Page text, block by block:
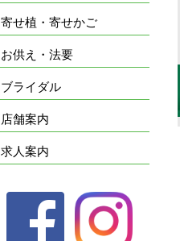
寄せ植・寄せかご
お供え・法要
ブライダル
店舗案内
求人案内